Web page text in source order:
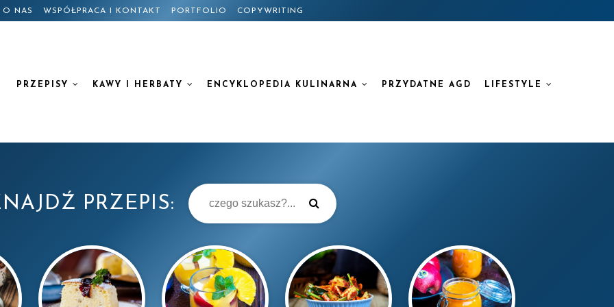
O NAS WSPÓŁPRACA I KONTAKT PORTFOLIO COPYWRITING
PRZEPISY KAWY I HERBATY ENCYKLOPEDIA KULINARNA PRZYDATNE AGD LIFESTYLE
PRZEPIS: